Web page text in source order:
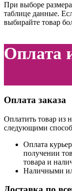
При выборе
таблице данные.
выбирайте товар
Оплата
Оплата заказа
Оплатить товар из
следующими
Оплата
получении
товара и
Наличными